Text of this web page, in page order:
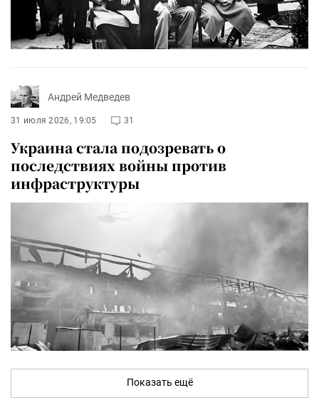
Андрей Медведев
31 июля 2026, 19:05 31
Украина стала подозревать о
последствиях войны против
инфраструктуры
Показать ещё